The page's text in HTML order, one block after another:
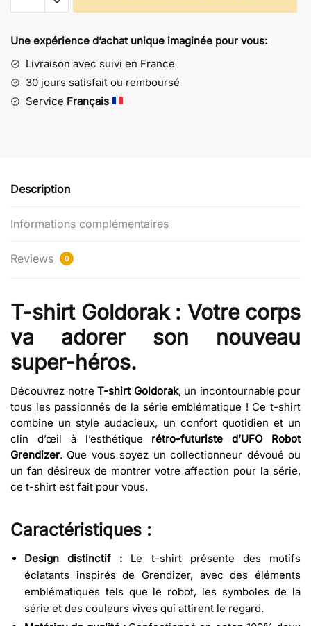
T-
Goldorak
Beige
et
Marron
Une expérience d’achat unique imaginée pour vous:
Livraison avec suivi en France
30 jours satisfait ou remboursé
Service Français
Description
Informations complémentaires
Reviews 0
T-shirt Goldorak : Votre corps
va adorer son nouveau
super-héros.
Découvrez notre T-shirt Goldorak, un incontournable pour
tous les passionnés de la série emblématique ! Ce t-shirt
combine un style audacieux, un confort quotidien et un
clin d’œil à l’esthétique rétro-futuriste d’UFO Robot
Grendizer. Que vous soyez un collectionneur dévoué ou
un fan désireux de montrer votre affection pour la série,
ce t-shirt est fait pour vous.
Caractéristiques :
Design distinctif : Le t-shirt présente des motifs
éclatants inspirés de Grendizer, avec des éléments
emblématiques tels que le robot, les symboles de la
série et des couleurs vives qui attirent le regard.